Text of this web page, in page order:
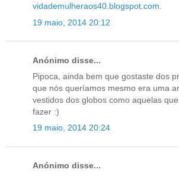
vidademulheraos40.blogspot.com.
19 maio, 2014 20:12
Anónimo disse...
Pipoca, ainda bem que gostaste dos
que nós queríamos mesmo era uma
vestidos dos globos como aquelas
fazer :)
19 maio, 2014 20:24
Anónimo disse...